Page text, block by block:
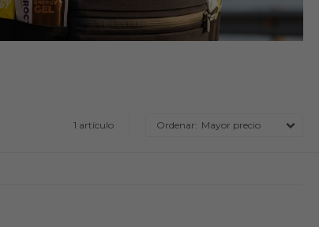
1 artículo Mayor precio